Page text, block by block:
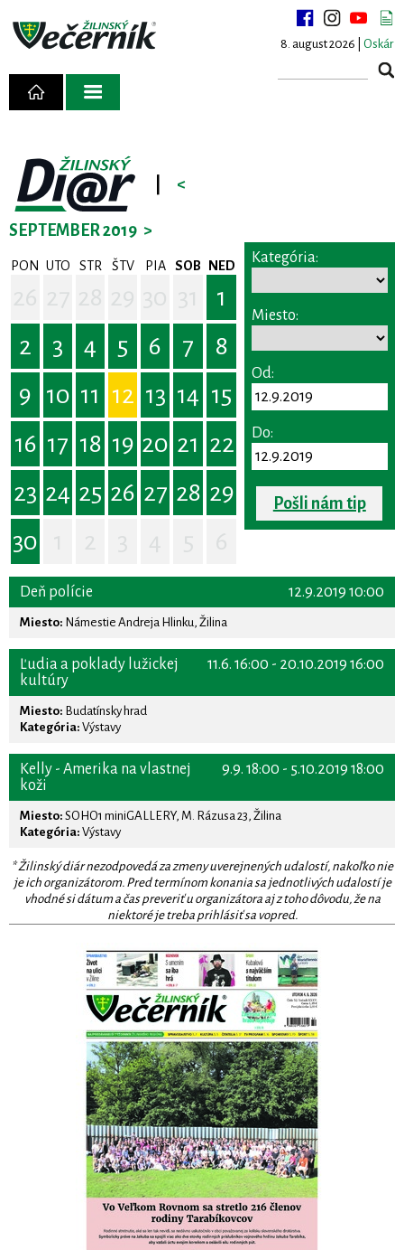
8. august 2026 | Oskár
<
SEPTEMBER 2019 >
PON UTO STR ŠTV PIA SOB NED
1
2
3 4 5 6 7
8
9 10 11 12 13 14 15
16 17 18 19 20 21 22
23 24 25 26 27 28 29
30
Kategória:
Miesto:
Od:
Do:
Pošli nám tip
12.9.2019 10:00
Deň polície
Miesto: Námestie Andreja Hlinku, Žilina
11.6. 16:00 - 20.10.2019 16:00
Ľudia a poklady lužickej
kultúry
Miesto: Budatínsky hrad
Kategória: Výstavy
9.9. 18:00 - 5.10.2019 18:00
Kelly - Amerika na vlastnej
koži
Miesto: SOHO1 miniGALLERY, M. Rázusa 23, Žilina
Kategória: Výstavy
* Žilinský diár nezodpovedá za zmeny uverejnených udalostí, nakoľko nie
je ich organizátorom. Pred termínom konania sa jednotlivých udalostí je
vhodné si dátum a čas preveriť u organizátora aj z toho dôvodu, že na
niektoré je treba prihlásiť sa vopred.